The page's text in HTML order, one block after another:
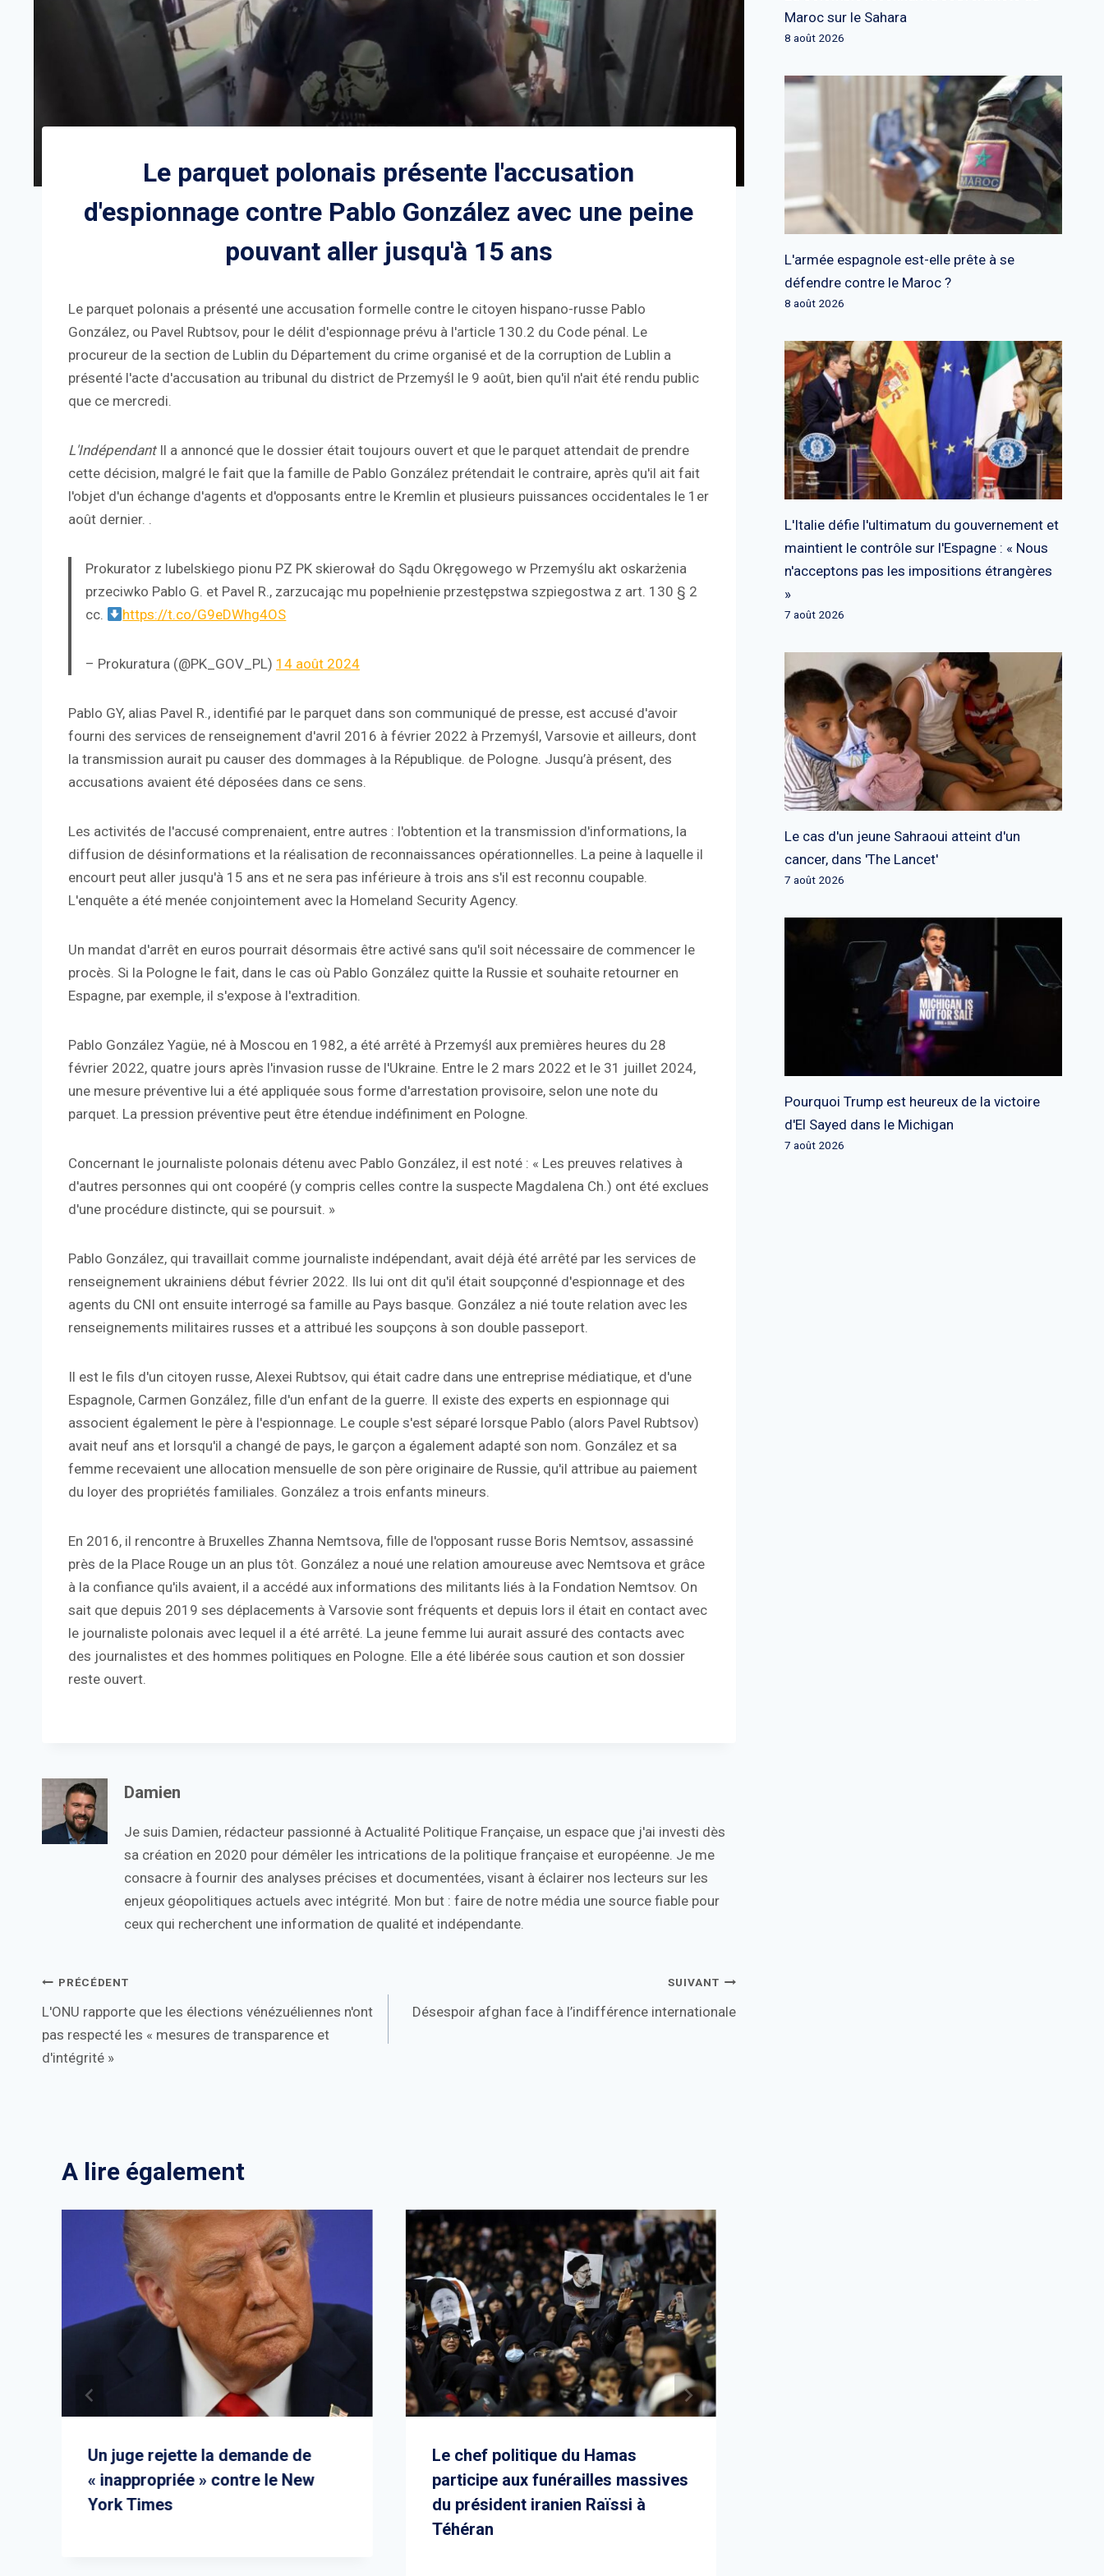
Le parquet polonais présente l'accusation
d'espionnage contre Pablo González avec une peine
pouvant aller jusqu'à 15 ans
Le parquet polonais a présenté une accusation formelle contre le citoyen hispano-russe Pablo
González, ou Pavel Rubtsov, pour le délit d'espionnage prévu à l'article 130.2 du Code pénal. Le
procureur de la section de Lublin du Département du crime organisé et de la corruption de Lublin a
présenté l'acte d'accusation au tribunal du district de Przemyśl le 9 août, bien qu'il n'ait été rendu public
que ce mercredi.
L'IndépendantIl a annoncé que le dossier était toujours ouvert et que le parquet attendait de prendre
cette décision, malgré le fait que la famille de Pablo González prétendait le contraire, après qu'il ait fait
l'objet d'un échange d'agents et d'opposants entre le Kremlin et plusieurs puissances occidentales le 1er
août dernier. .
Prokurator z lubelskiego pionu PZ PK skierował do Sądu Okręgowego w Przemyślu akt oskarżenia
przeciwko Pablo G. et Pavel R., zarzucając mu popełnienie przestępstwa szpiegostwa z art. 130 § 2
cc.
https://t.co/G9eDWhg4OS
– Prokuratura (@PK_GOV_PL) 14 août 2024
Pablo GY, alias Pavel R., identifié par le parquet dans son communiqué de presse, est accusé d'avoir
fourni des services de renseignement d'avril 2016 à février 2022 à Przemyśl, Varsovie et ailleurs, dont
la transmission aurait pu causer des dommages à la République. de Pologne. Jusqu’à présent, des
accusations avaient été déposées dans ce sens.
Les activités de l'accusé comprenaient, entre autres : l'obtention et la transmission d'informations, la
diffusion de désinformations et la réalisation de reconnaissances opérationnelles. La peine à laquelle il
encourt peut aller jusqu'à 15 ans et ne sera pas inférieure à trois ans s'il est reconnu coupable.
L'enquête a été menée conjointement avec la Homeland Security Agency.
Un mandat d'arrêt en euros pourrait désormais être activé sans qu'il soit nécessaire de commencer le
procès. Si la Pologne le fait, dans le cas où Pablo González quitte la Russie et souhaite retourner en
Espagne, par exemple, il s'expose à l'extradition.
Pablo González Yagüe, né à Moscou en 1982, a été arrêté à Przemyśl aux premières heures du 28
février 2022, quatre jours après l'invasion russe de l'Ukraine. Entre le 2 mars 2022 et le 31 juillet 2024,
une mesure préventive lui a été appliquée sous forme d'arrestation provisoire, selon une note du
parquet. La pression préventive peut être étendue indéfiniment en Pologne.
Concernant le journaliste polonais détenu avec Pablo González, il est noté : « Les preuves relatives à
d'autres personnes qui ont coopéré (y compris celles contre la suspecte Magdalena Ch.) ont été exclues
d'une procédure distincte, qui se poursuit. »
Pablo González, qui travaillait comme journaliste indépendant, avait déjà été arrêté par les services de
renseignement ukrainiens début février 2022. Ils lui ont dit qu'il était soupçonné d'espionnage et des
agents du CNI ont ensuite interrogé sa famille au Pays basque. González a nié toute relation avec les
renseignements militaires russes et a attribué les soupçons à son double passeport.
Il est le fils d'un citoyen russe, Alexei Rubtsov, qui était cadre dans une entreprise médiatique, et d'une
Espagnole, Carmen González, fille d'un enfant de la guerre. Il existe des experts en espionnage qui
associent également le père à l'espionnage. Le couple s'est séparé lorsque Pablo (alors Pavel Rubtsov)
avait neuf ans et lorsqu'il a changé de pays, le garçon a également adapté son nom. González et sa
femme recevaient une allocation mensuelle de son père originaire de Russie, qu'il attribue au paiement
du loyer des propriétés familiales. González a trois enfants mineurs.
En 2016, il rencontre à Bruxelles Zhanna Nemtsova, fille de l'opposant russe Boris Nemtsov, assassiné
près de la Place Rouge un an plus tôt. González a noué une relation amoureuse avec Nemtsova et grâce
à la confiance qu'ils avaient, il a accédé aux informations des militants liés à la Fondation Nemtsov. On
sait que depuis 2019 ses déplacements à Varsovie sont fréquents et depuis lors il était en contact avec
le journaliste polonais avec lequel il a été arrêté. La jeune femme lui aurait assuré des contacts avec
des journalistes et des hommes politiques en Pologne. Elle a été libérée sous caution et son dossier
reste ouvert.
Damien
Je suis Damien, rédacteur passionné à Actualité Politique Française, un espace que j'ai investi dès
sa création en 2020 pour démêler les intrications de la politique française et européenne. Je me
consacre à fournir des analyses précises et documentées, visant à éclairer nos lecteurs sur les
enjeux géopolitiques actuels avec intégrité. Mon but : faire de notre média une source fiable pour
ceux qui recherchent une information de qualité et indépendante.
Navigation
de
l’article
PRÉCÉDENT
L'ONU rapporte que les élections vénézuéliennes n'ont
pas respecté les « mesures de transparence et
d'intégrité »
SUIVANT
Désespoir afghan face à l’indifférence internationale
A lire également
Un juge rejette la demande de
« inappropriée » contre le New
York Times
Le chef politique du Hamas
participe aux funérailles massives
du président iranien Raïssi à
Téhéran
Maroc sur le Sahara
8 août 2026
L'armée espagnole est-elle prête à se
défendre contre le Maroc ?
8 août 2026
L'Italie défie l'ultimatum du gouvernement et
maintient le contrôle sur l'Espagne : « Nous
n'acceptons pas les impositions étrangères
»
7 août 2026
Le cas d'un jeune Sahraoui atteint d'un
cancer, dans 'The Lancet'
7 août 2026
Pourquoi Trump est heureux de la victoire
d'El Sayed dans le Michigan
7 août 2026